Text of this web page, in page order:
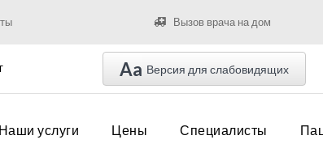
Вызов врача на дом
Aa Версия для слабовидящих
Наши услуги Цены Специалисты